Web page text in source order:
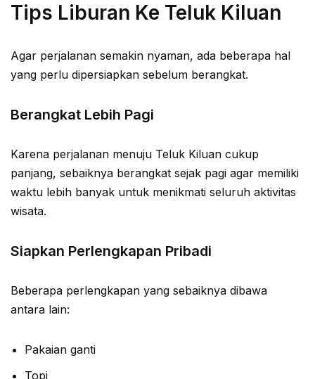
Tips Liburan Ke Teluk Kiluan
Agar perjalanan semakin nyaman, ada beberapa hal
yang perlu dipersiapkan sebelum berangkat.
Berangkat Lebih Pagi
Karena perjalanan menuju Teluk Kiluan cukup
panjang, sebaiknya berangkat sejak pagi agar memiliki
waktu lebih banyak untuk menikmati seluruh aktivitas
wisata.
Siapkan Perlengkapan Pribadi
Beberapa perlengkapan yang sebaiknya dibawa
antara lain:
Pakaian ganti
Topi